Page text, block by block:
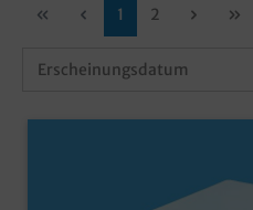
1 2